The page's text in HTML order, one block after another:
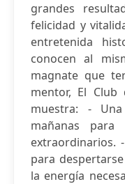
grandes
felicidad y
entretenida
conocen al
magnate que
mentor, El
muestra: -
mañanas para
extraordinarios.
para
la energía